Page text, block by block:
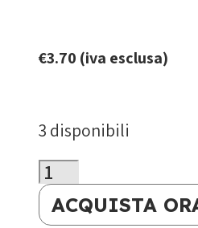
€3.70 (iva esclusa)
3 disponibili
ACQUISTA